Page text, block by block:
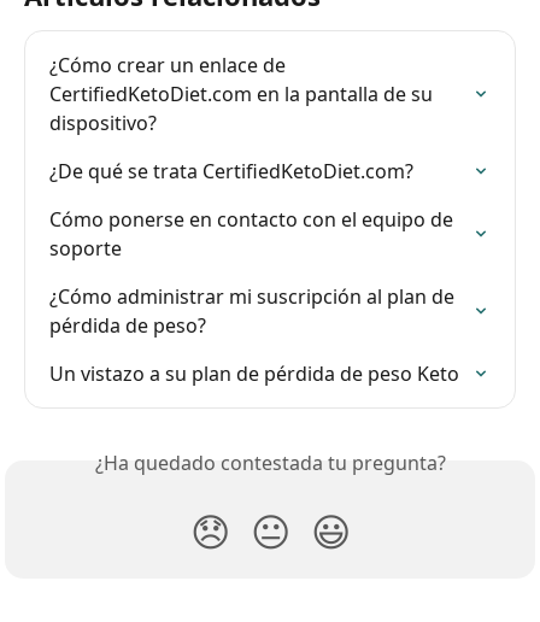
¿Cómo crear un enlace de
CertifiedKetoDiet.com en la pantalla de su
dispositivo?
¿De qué se trata CertifiedKetoDiet.com?
Cómo ponerse en contacto con el equipo de
soporte
¿Cómo administrar mi suscripción al plan de
pérdida de peso?
Un vistazo a su plan de pérdida de peso Keto
¿Ha quedado contestada tu pregunta?
😞 😐 😃